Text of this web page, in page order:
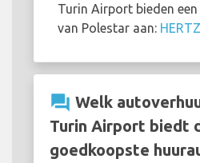
Turin Airport bieden
van Polestar aan: HERTZ
question_answer Welk
Turin Airport biedt
goedkoopste